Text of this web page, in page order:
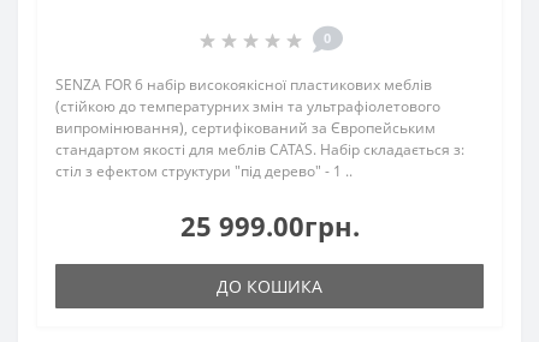
0
SENZA FOR 6 набір високоякісної пластикових меблів
(стійкою до температурних змін та ультрафіолетового
випромінювання), сертифікований за Європейським
стандартом якості для меблів CATAS. Набір складається з:
стіл з ефектом структури "під дерево" - 1 ..
25 999.00грн.
ДО КОШИКА